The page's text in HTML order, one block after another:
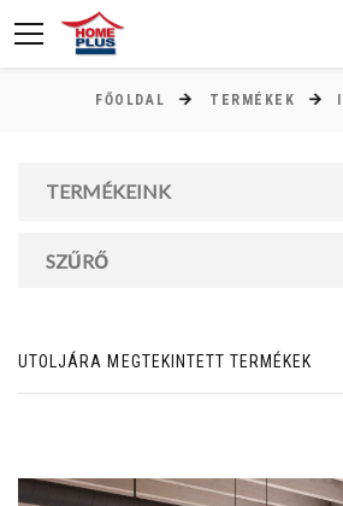
FŐOLDAL TERMÉKEK
TERMÉKEINK
SZŰRŐ
Maximum ár
UTOLJÁRA MEGTEKINTETT TERMÉKEK